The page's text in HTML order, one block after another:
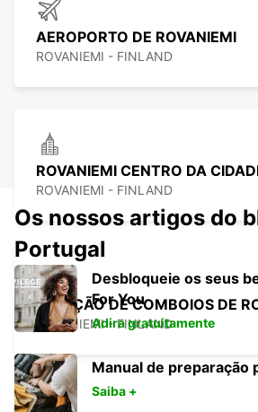
AEROPORTO DE ROVANIEMI
ROVANIEMI - FINLAND
ROVANIEMI CENTRO DA
ROVANIEMI - FINLAND
ESTAÇÃO DE COMBOIOS DE
ROVANIEMI - FINLAND
Os nossos artigos do
Portugal
Desbloqueie os seus
For You
Adira gratuitamente
Manual de preparação
Saiba +